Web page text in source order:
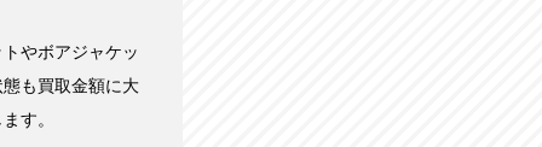
やボアジャケッ
も買取金額に大
す。